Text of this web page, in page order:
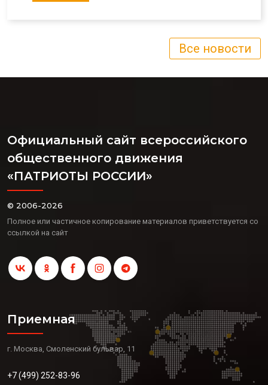
Все новости
Официальный сайт всероссийского
общественного движения
«ПАТРИОТЫ РОССИИ»
© 2006-2026
Полное или частичное копирование материалов приветствуется со
ссылкой на сайт
Приемная
г. Москва, Смоленский бульвар, 11
+7 (499) 252-83-96